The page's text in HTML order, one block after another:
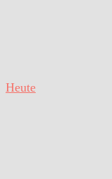
Heute